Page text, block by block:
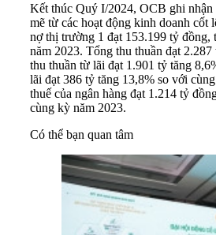
Kết thúc Quý I/2024, OCB ghi nhận
mẽ từ các hoạt động kinh doanh cốt
nợ thị trường 1 đạt 153.199 tỷ đồng,
năm 2023. Tổng thu thuần đạt
thu thuần từ lãi đạt 1.901 tỷ tăng
lãi đạt 386 tỷ tăng 13,8% so với
thuế của ngân hàng đạt 1.214 tỷ
cùng kỳ năm 2023.
Có thể bạn quan tâm